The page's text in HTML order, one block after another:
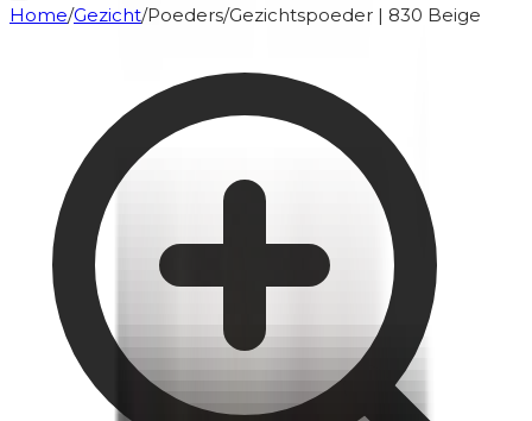
Home/Gezicht/Poeders/Gezichtspoeder | 830 Beige